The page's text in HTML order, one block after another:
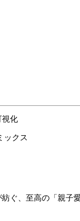
視化
ックス
ぐ、至高の「親子